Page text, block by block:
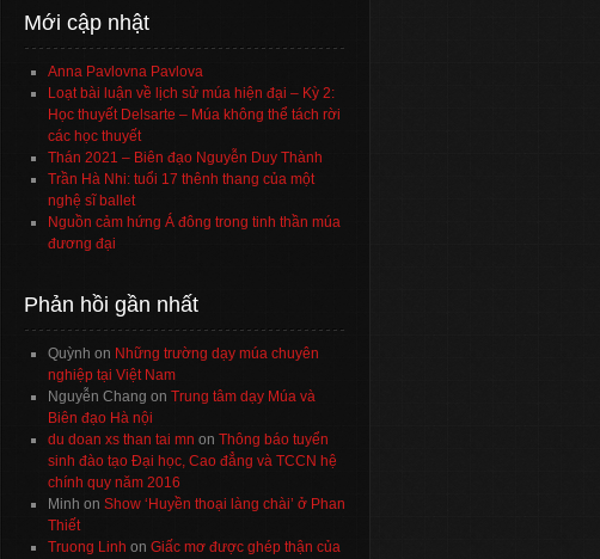
Mới cập nhật
Anna Pavlovna Pavlova
Loạt bài luận về lịch sử múa hiện đại – Kỳ 2:
Học thuyết Delsarte – Múa không thể tách rời
các học thuyết
Thán 2021 – Biên đạo Nguyễn Duy Thành
Trần Hà Nhi: tuổi 17 thênh thang của một
nghệ sĩ ballet
Nguồn cảm hứng Á đông trong tinh thần múa
đương đại
Phản hồi gần nhất
Quỳnh on Những trường dạy múa chuyên
nghiệp tại Việt Nam
Nguyễn Chang on Trung tâm dạy Múa và
Biên đạo Hà nội
du doan xs than tai mn on Thông báo tuyển
sinh đào tạo Đại học, Cao đẳng và TCCN hệ
chính quy năm 2016
Minh on Show ‘Huyền thoại làng chài’ ở Phan
Thiết
Truong Linh on Giấc mơ được ghép thận của